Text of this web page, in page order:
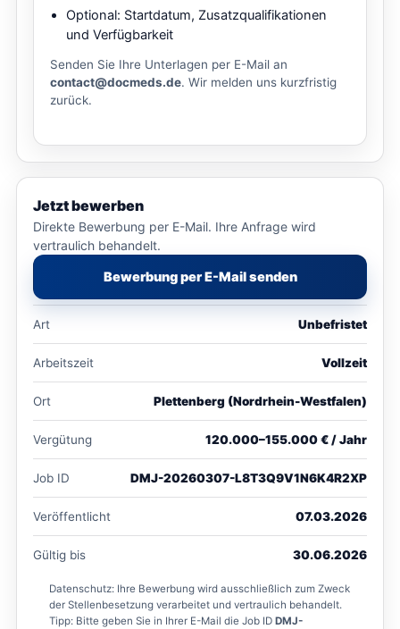
Optional: Startdatum, Zusatzqualifikationen
und Verfügbarkeit
Senden Sie Ihre Unterlagen per E-Mail an
contact@docmeds.de. Wir melden uns kurzfristig
zurück.
Jetzt bewerben
Direkte Bewerbung per E-Mail. Ihre Anfrage wird
vertraulich behandelt.
Bewerbung per E-Mail senden
Art Unbefristet
Arbeitszeit Vollzeit
Ort Plettenberg (Nordrhein-Westfalen)
Vergütung 120.000–155.000 € / Jahr
Job ID DMJ-20260307-L8T3Q9V1N6K4R2XP
Veröffentlicht 07.03.2026
Gültig bis 30.06.2026
Datenschutz: Ihre Bewerbung wird ausschließlich zum Zweck
der Stellenbesetzung verarbeitet und vertraulich behandelt.
Tipp: Bitte geben Sie in Ihrer E-Mail die Job ID DMJ-